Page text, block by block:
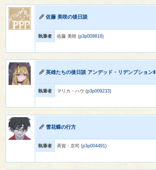
佐藤 美咲の後日談
執筆者 佐藤 美咲 (p3p009818)
英雄たちの後日談 アンデッド・リデンプションⅡ
執筆者 マリカ・ハウ (p3p009233)
雪花蝶の行方
執筆者 斉賀・京司 (p3p004491)